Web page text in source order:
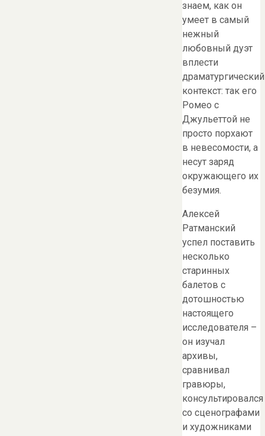
знаем, как он
умеет в самый
нежный
любовный дуэт
вплести
драматургический
контекст: так его
Ромео с
Джульеттой не
просто порхают
в невесомости, а
несут заряд
окружающего их
безумия.
Алексей
Ратманский
успел поставить
несколько
старинных
балетов с
дотошностью
настоящего
исследователя –
он изучал
архивы,
сравнивал
гравюры,
консультировался
со сценографами
и художниками